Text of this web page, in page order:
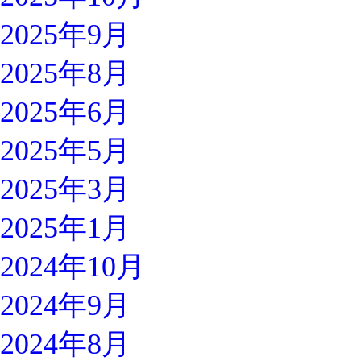
2025年9月
2025年8月
2025年6月
2025年5月
2025年3月
2025年1月
2024年10月
2024年9月
2024年8月